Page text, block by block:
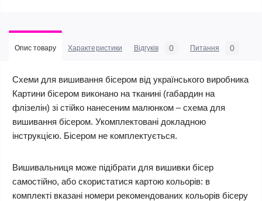
Опис товару Характеристики Відгуків 0 Питання 0
Схеми для вишивання бісером від українського виробника
Картини бісером виконано на тканині (габардин на
флізелін) зі стійко нанесеним малюнком – схема для
вишивання бісером. Укомплектовані докладною
інструкцією. Бісером не комплектується.
Вишивальниця може підібрати для вишивки бісер
самостійно, або скористатися картою кольорів: в
комплекті вказані номери рекомендованих кольорів бісеру